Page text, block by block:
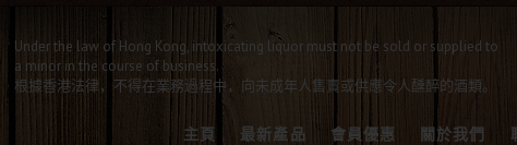
主頁 最新產品 會員優惠 關於我們
Under the law of Hong Kong, intoxicating liquor must not be sold or supplied to
a minor in the course of business.
根據香港法律，不得在業務過程中，向未成年人售賣或供應令人醺醉的酒類。